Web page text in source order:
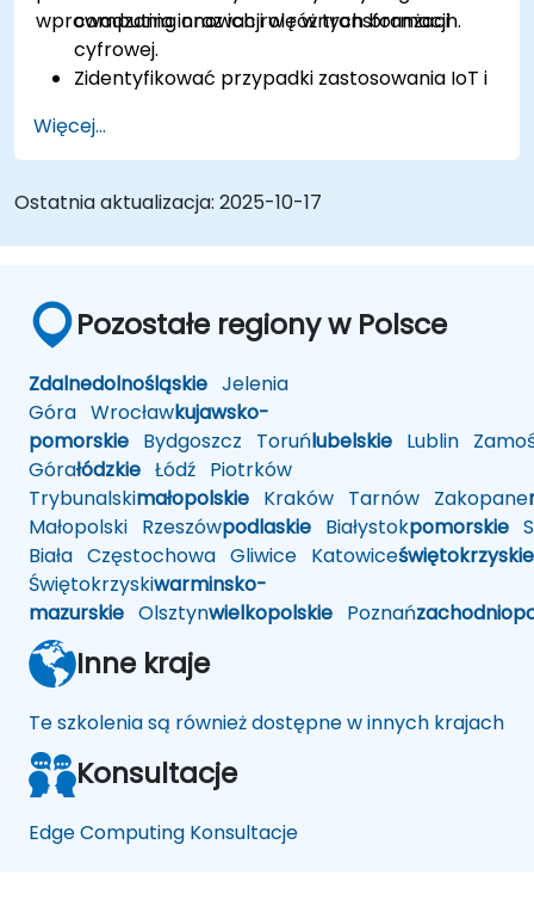
wprowadzania innowacji w różnych branżach.
computing oraz ich rolę w transformacji
cyfrowej.
Zidentyfikować przypadki zastosowania IoT i
logistyki i energetyki.
Rozróżnić architektury i scenariusze
wdrażania edge computing oraz chmury
obliczeniowej.
Wdrożyć rozwiązania edge computing do
podejmowania decyzji w czasie
rzeczywistym.
Więcej...
Ostatnia aktualizacja: 2025-10-17
Pozostałe regiony w Polsce
Zdalnedolnośląskie Jelenia
Góra Wrocławkujawsko-
pomorskie Bydgoszcz Toruńlubelskie Lublin
Górałódzkie Łódź Piotrków
Trybunalskimałopolskie Kraków Tarnów Zakopane
Małopolski Rzeszówpodlaskie Białystokpomorskie
Biała Częstochowa Gliwice Katowiceświętokrzyskie
Świętokrzyskiwarminsko-
mazurskie Olsztynwielkopolskie Poznań
Inne kraje
Te szkolenia są również dostępne w innych krajach
Konsultacje
Edge Computing Konsultacje